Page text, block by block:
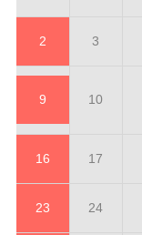
2 3
9 10
16 17
23 24